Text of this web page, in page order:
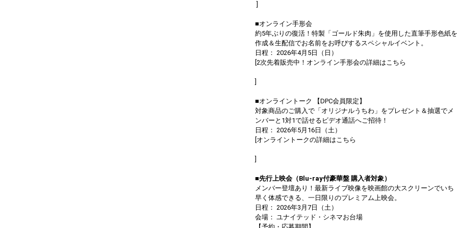
■オンライン手形会
約5年ぶりの復活！特製「ゴールド朱肉」を使用した直筆手形色紙を
作成＆生配信でお名前をお呼びするスペシャルイベント。
日程： 2026年4月5日（日）
[2次先着販売中！オンライン手形会の詳細はこちら
■オンライントーク 【DPC会員限定】
対象商品のご購入で「オリジナルうちわ」をプレゼント＆抽選でメ
ンバーと1対1で話せるビデオ通話へご招待！
日程： 2026年5月16日（土）
[オンライントークの詳細はこちら
■先行上映会（Blu-ray付豪華盤 購入者対象）
メンバー登壇あり！最新ライブ映像を映画館の大スクリーンでいち
早く体感できる、一日限りのプレミアム上映会。
日程： 2026年3月7日（土）
会場： ユナイテッド・シネマお台場